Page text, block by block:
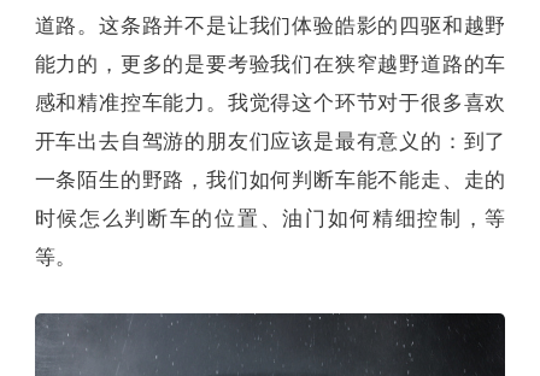
道路。这条路并不是让我们体验皓影的四驱和越野
能力的，更多的是要考验我们在狭窄越野道路的车
感和精准控车能力。我觉得这个环节对于很多喜欢
开车出去自驾游的朋友们应该是最有意义的：到了
一条陌生的野路，我们如何判断车能不能走、走的
时候怎么判断车的位置、油门如何精细控制，等
等。